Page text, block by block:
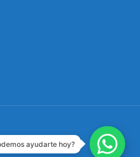
ayudarte hoy?